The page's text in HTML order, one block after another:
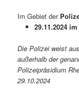
Im Gebiet der
29.11.2024
Die Polizei weist
außerhalb der
Polizeipräsidium
29.10.2024